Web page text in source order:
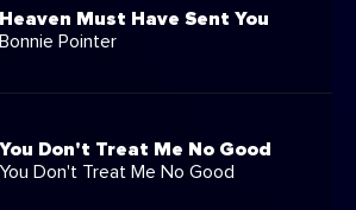
Heaven Must Have Sent You
Bonnie Pointer
You Don't Treat Me No Good
You Don't Treat Me No Good